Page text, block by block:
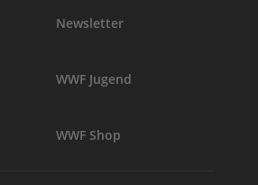
Newsletter
WWF Jugend
WWF Shop